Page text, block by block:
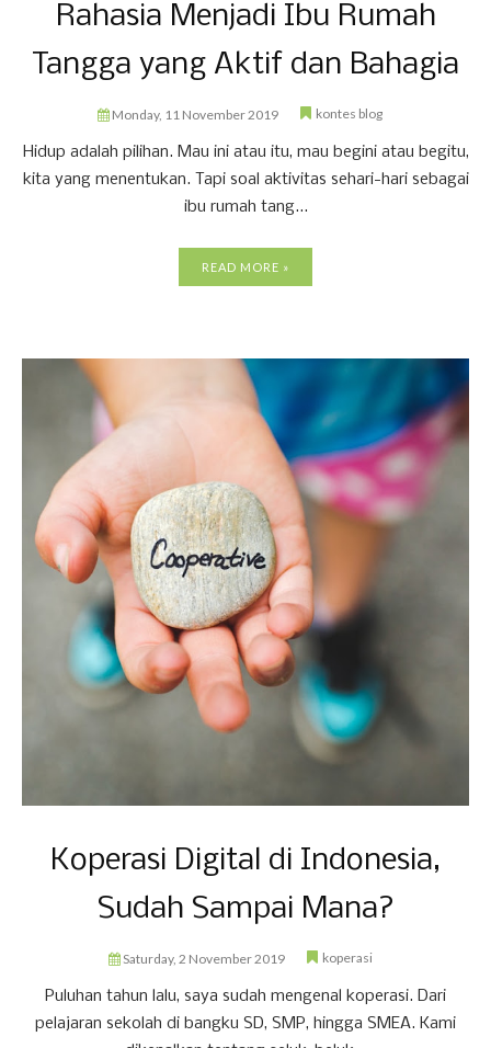
Rahasia Menjadi Ibu Rumah
Tangga yang Aktif dan Bahagia
Monday, 11 November 2019 kontes blog
Hidup adalah pilihan. Mau ini atau itu, mau begini atau begitu,
kita yang menentukan. Tapi soal aktivitas sehari-hari sebagai
ibu rumah tang...
READ MORE »
Koperasi Digital di Indonesia,
Sudah Sampai Mana?
Saturday, 2 November 2019 koperasi
Puluhan tahun lalu, saya sudah mengenal koperasi. Dari
pelajaran sekolah di bangku SD, SMP, hingga SMEA. Kami